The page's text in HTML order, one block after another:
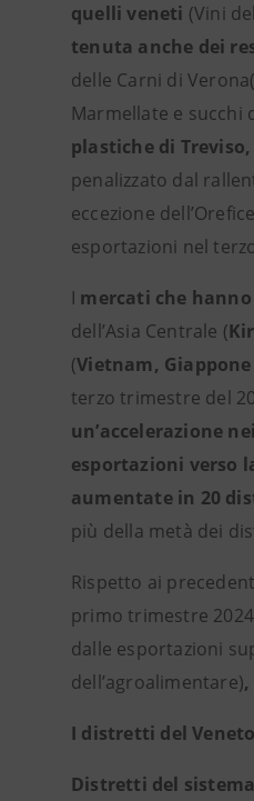
quelli veneti (Vini
tenuta anche dei
delle Carni di
Marmellate e succhi
plastiche di
penalizzato dal
eccezione
esportazioni nel
I mercati che
dell’Asia Centrale (
(Vietnam,
terzo trimestre del
un’accelerazione
esportazioni verso
aumentate in 20
più della metà dei
Rispetto ai
primo trimestre
dalle esportazioni
dell’agroalimentare)
I distretti del Veneto
Distretti del